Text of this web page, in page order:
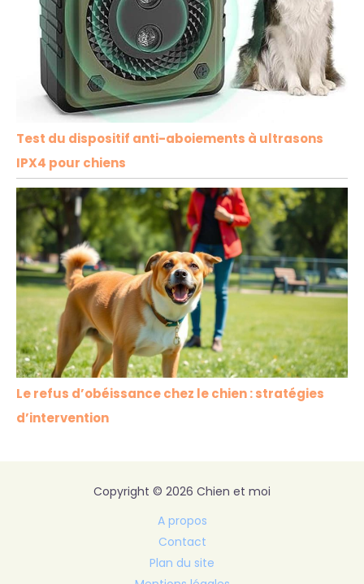
Test du dispositif anti-aboiements à ultrasons
IPX4 pour chiens
Le refus d’obéissance chez le chien : stratégies
d’intervention
Copyright © 2026 Chien et moi
A propos
Contact
Plan du site